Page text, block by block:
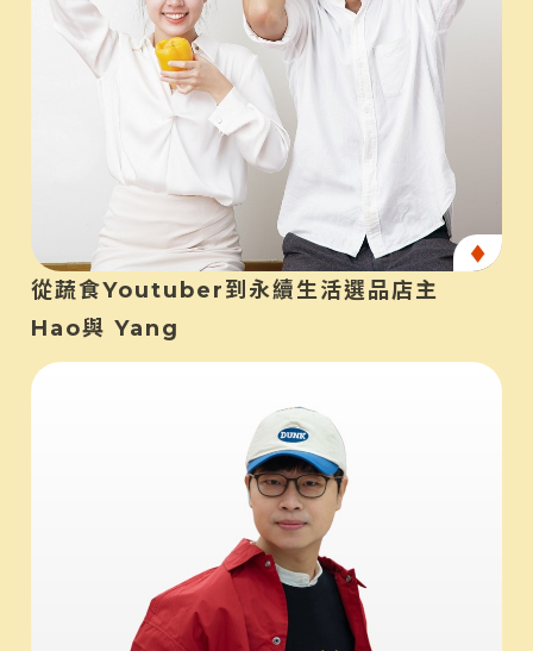
產
從蔬食Youtuber到永續生活選品店主
Hao與 Yang